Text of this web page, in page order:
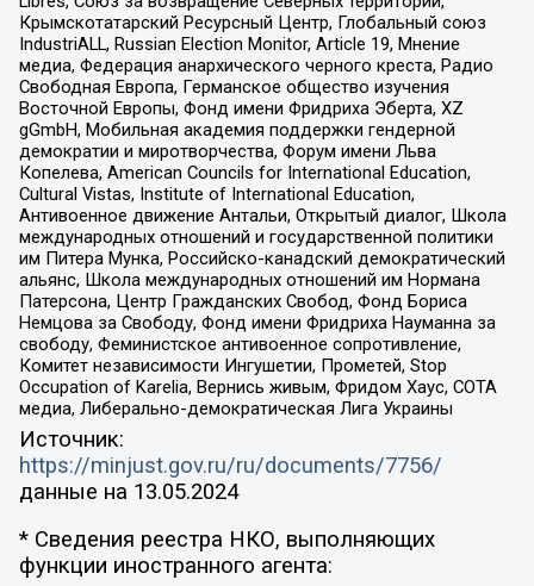
Крымскотатарский Ресурсный Центр, Глобальный союз
IndustriALL, Russian Election Monitor, Article 19, Мнение
медиа, Федерация анархического черного креста, Радио
Свободная Европа, Германское общество изучения
Восточной Европы, Фонд имени Фридриха Эберта, XZ
gGmbH, Мобильная академия поддержки гендерной
демократии и миротворчества, Форум имени Льва
Копелева, American Councils for International Education,
Cultural Vistas, Institute of International Education,
Антивоенное движение Антальи, Открытый диалог, Школа
международных отношений и государственной политики
им Питера Мунка, Российско-канадский демократический
альянс, Школа международных отношений им Нормана
Патерсона, Центр Гражданских Свобод, Фонд Бориса
Немцова за Свободу, Фонд имени Фридриха Науманна за
свободу, Феминистское антивоенное сопротивление,
Комитет независимости Ингушетии, Прометей, Stop
Occupation of Karelia, Вернись живым, Фридом Хаус, СОТА
медиа, Либерально-демократическая Лига Украины
Источник:
https://minjust.gov.ru/ru/documents/7756/
данные на 13.05.2024
* Сведения реестра НКО, выполняющих
функции иностранного агента: